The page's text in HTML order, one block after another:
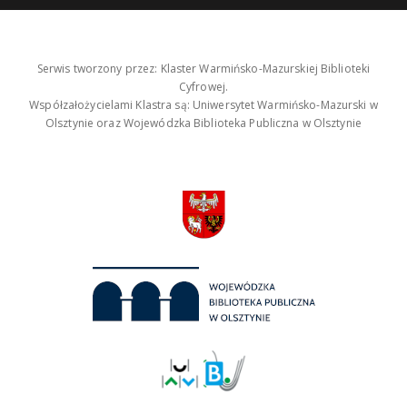
Serwis tworzony przez: Klaster Warmińsko-Mazurskiej Biblioteki
Cyfrowej.
Współzałożycielami Klastra są: Uniwersytet Warmińsko-Mazurski w
Olsztynie oraz Wojewódzka Biblioteka Publiczna w Olsztynie